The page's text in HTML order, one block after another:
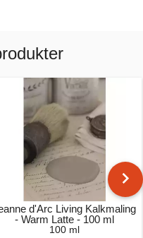
d'Arc Living Kalkmaling
- Warm Latte - 100 ml
100 ml